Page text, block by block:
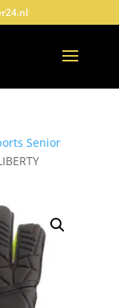
Senior